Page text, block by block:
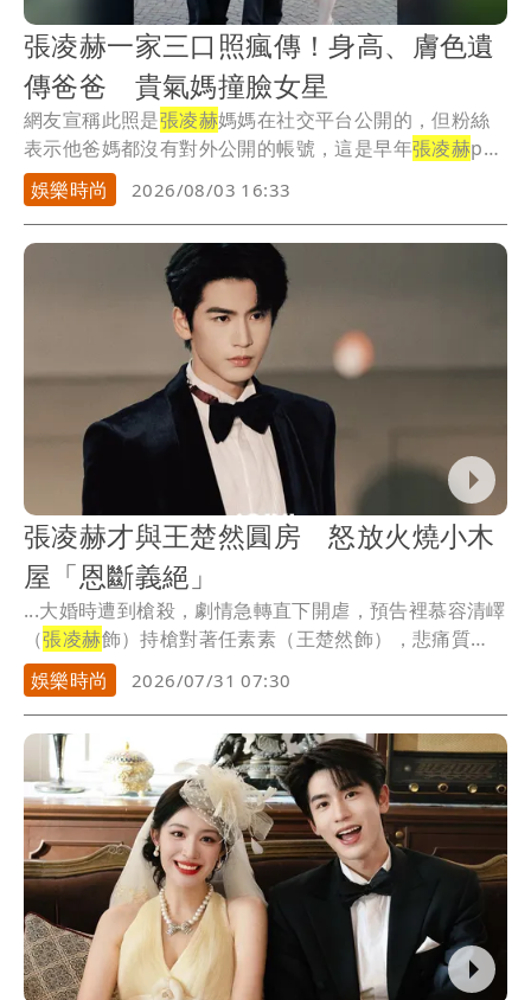
張凌赫一家三口照瘋傳！身高、膚色遺
傳爸爸 貴氣媽撞臉女星
網友宣稱此照是張凌赫媽媽在社交平台公開的，但粉絲
表示他爸媽都沒有對外公開的帳號，這是早年張凌赫po
出...
娛樂時尚 2026/08/03 16:33
張凌赫才與王楚然圓房 怒放火燒小木
屋「恩斷義絕」
...大婚時遭到槍殺，劇情急轉直下開虐，預告裡慕容清嶧
（張凌赫飾）持槍對著任素素（王楚然飾），悲痛質
問：「...
娛樂時尚 2026/07/31 07:30